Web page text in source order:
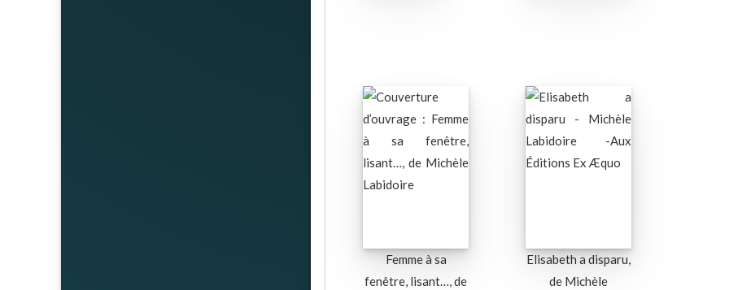
Femme à sa
fenêtre, lisant…, de
Elisabeth a disparu,
de Michèle